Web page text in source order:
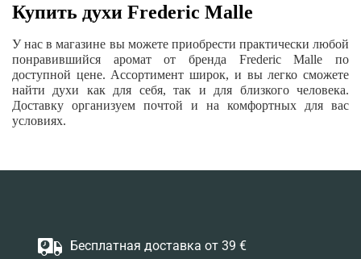
Купить духи Frederic Malle
У нас в магазине вы можете приобрести практически любой
понравившийся аромат от бренда Frederic Malle по
доступной цене. Ассортимент широк, и вы легко сможете
найти духи как для себя, так и для близкого человека.
Доставку организуем почтой и на комфортных для вас
условиях.
Бесплатная доставка от 39 €